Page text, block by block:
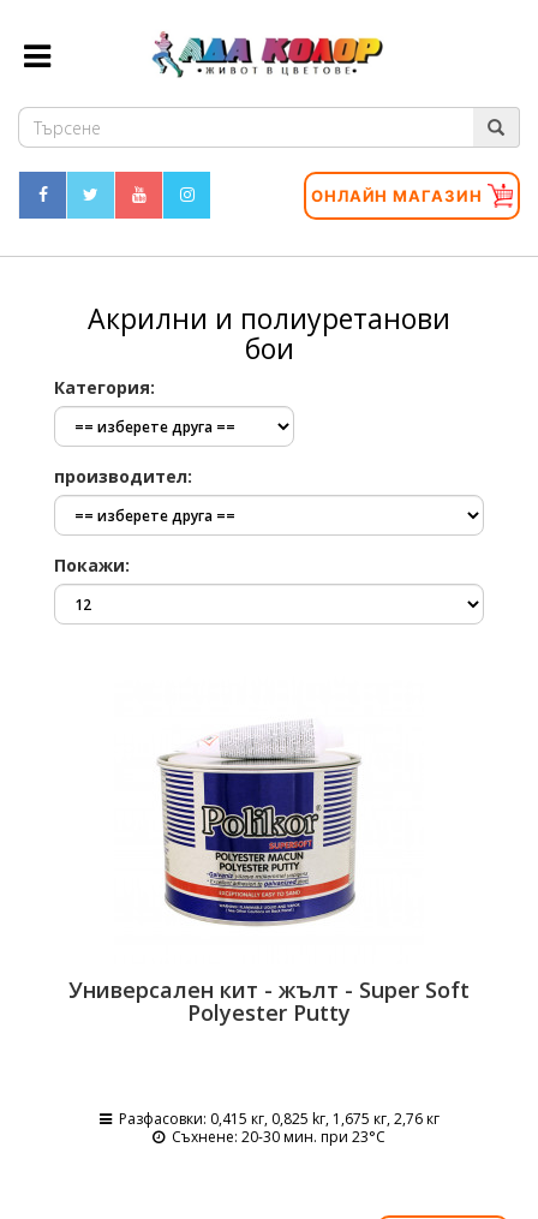
ОНЛАЙН МАГАЗИН
Акрилни и полиуретанови
бои
Категория:
производител:
Покажи:
Универсален кит - жълт - Super Soft
Polyester Putty
Разфасовки: 0,415 кг, 0,825 kг, 1,675 кг, 2,76 кг
Съхнене: 20-30 мин. при 23°C